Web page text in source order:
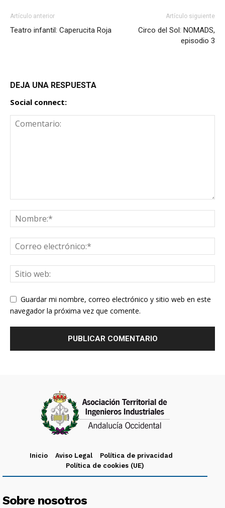
Artículo anterior
Teatro infantil: Caperucita Roja
Artículo siguiente
Circo del Sol: NOMADS,
episodio 3
DEJA UNA RESPUESTA
Social connect:
Guardar mi nombre, correo electrónico y sitio web en este
navegador la próxima vez que comente.
Inicio Aviso Legal
Política de privacidad
Política de cookies (UE)
Sobre nosotros